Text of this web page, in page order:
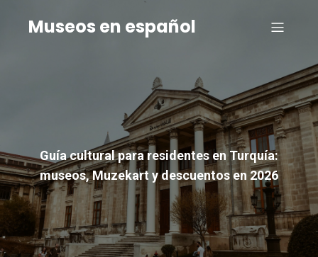
Museos en español
Guía cultural para residentes en Turquía:
museos, Muzekart y descuentos en 2026